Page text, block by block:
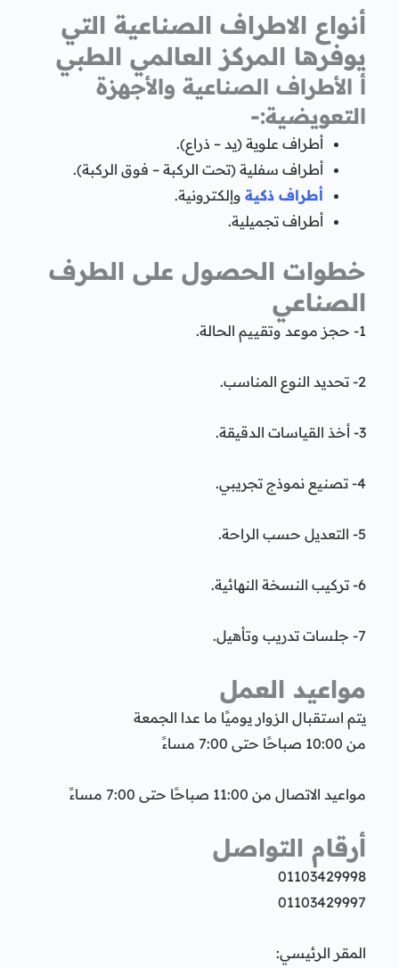
أنواع الاطراف الصناعية التي
يوفرها المركز العالمي الطبي
أ الأطراف الصناعية والأجهزة
التعويضية:-
أطراف علوية (يد – ذراع).
أطراف سفلية (تحت الركبة – فوق الركبة).
أطراف ذكيةوإلكترونية.
أطراف تجميلية.
خطوات الحصول على الطرف
الصناعي
1- حجز موعد وتقييم الحالة.
2- تحديد النوع المناسب.
3- أخذ القياسات الدقيقة.
4- تصنيع نموذج تجريبي.
5- التعديل حسب الراحة.
6- تركيب النسخة النهائية.
7- جلسات تدريب وتأهيل.
مواعيد العمل
يتم استقبال الزوار يوميًا ما عدا الجمعة
من 10:00 صباحًا حتى 7:00 مساءً
مواعيد الاتصال من 11:00 صباحًا حتى 7:00 مساءً
أرقام التواصل
01103429998
01103429997
المقر الرئيسي: